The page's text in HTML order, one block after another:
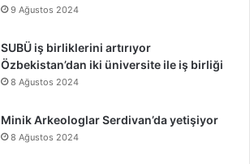
9 Ağustos 2024
SUBÜ iş birliklerini artırıyor
Özbekistan’dan iki üniversite ile iş birliği
8 Ağustos 2024
Minik Arkeologlar Serdivan’da yetişiyor
8 Ağustos 2024